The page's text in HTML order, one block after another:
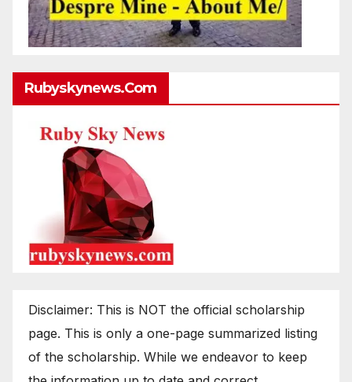
Rubyskynews.com
Disclaimer: This is NOT the official scholarship
page. This is only a one-page summarized listing
of the scholarship. While we endeavor to keep